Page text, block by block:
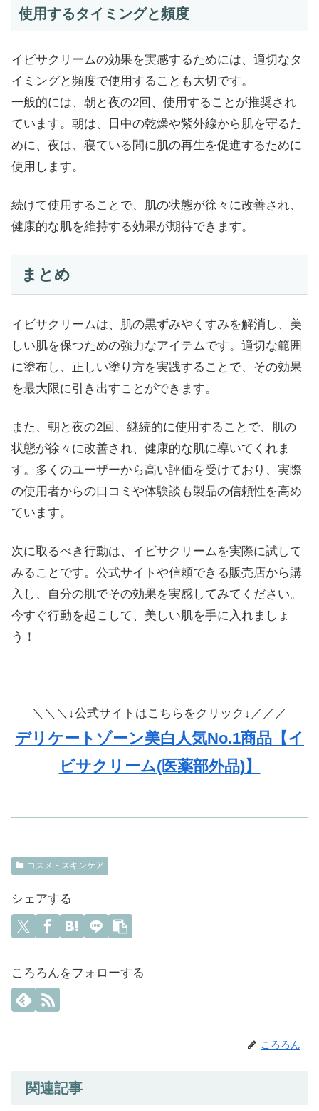
使用するタイミングと頻度
イビサクリームの効果を実感するためには、適切なタ
イミングと頻度で使用することも大切です。
一般的には、朝と夜の2回、使用することが推奨され
ています。朝は、日中の乾燥や紫外線から肌を守るた
めに、夜は、寝ている間に肌の再生を促進するために
使用します。
続けて使用することで、肌の状態が徐々に改善され、
健康的な肌を維持する効果が期待できます。
まとめ
イビサクリームは、肌の黒ずみやくすみを解消し、美
しい肌を保つための強力なアイテムです。適切な範囲
に塗布し、正しい塗り方を実践することで、その効果
を最大限に引き出すことができます。
また、朝と夜の2回、継続的に使用することで、肌の
状態が徐々に改善され、健康的な肌に導いてくれま
す。多くのユーザーから高い評価を受けており、実際
の使用者からの口コミや体験談も製品の信頼性を高め
ています。
次に取るべき行動は、イビサクリームを実際に試して
みることです。公式サイトや信頼できる販売店から購
入し、自分の肌でその効果を実感してみてください。
今すぐ行動を起こして、美しい肌を手に入れましょ
う！
＼＼＼↓公式サイトはこちらをクリック↓／／／
デリケートゾーン美白人気No.1商品【イ
ビサクリーム(医薬部外品)】
コスメ・スキンケア
シェアする
ころろんをフォローする
ころろん
関連記事